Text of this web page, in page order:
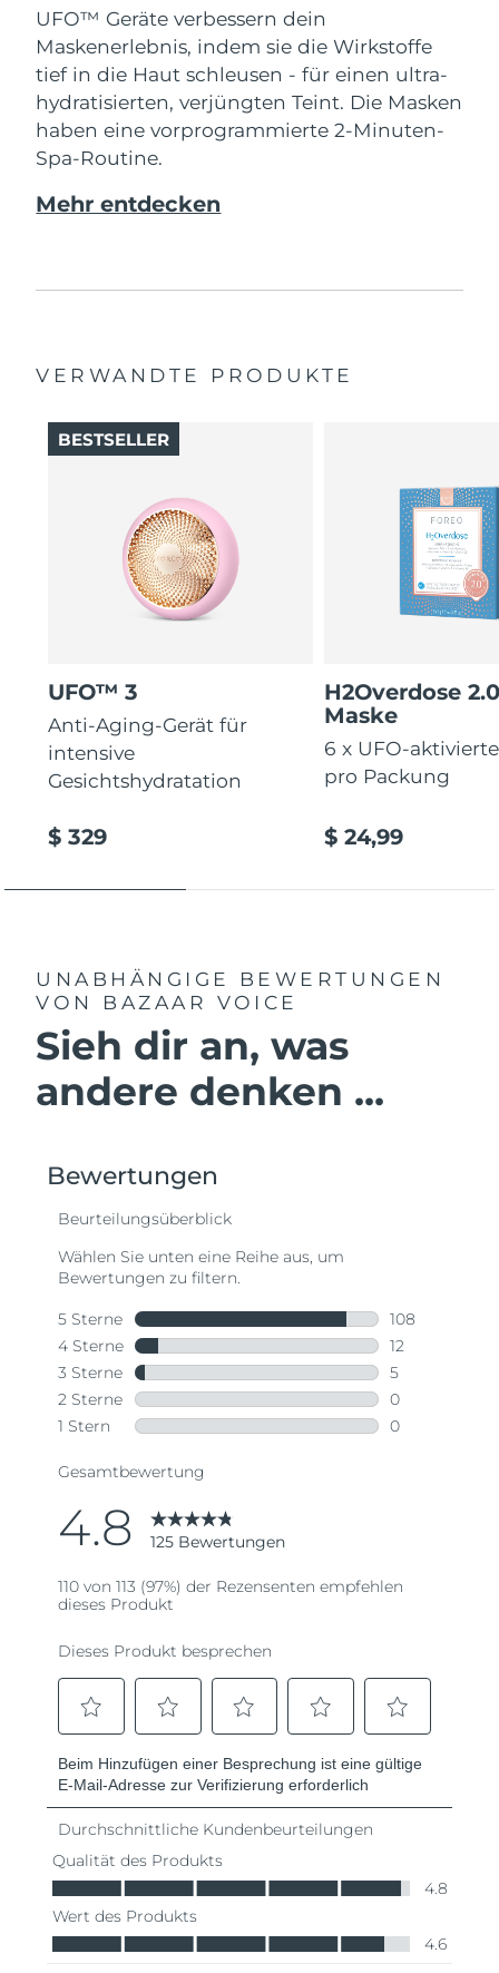
UFO™ Geräte verbessern dein
Maskenerlebnis, indem sie die Wirkstoffe
tief in die Haut schleusen - für einen ultra-
hydratisierten, verjüngten Teint. Die Masken
haben eine vorprogrammierte 2-Minuten-
Spa-Routine.
Mehr entdecken
VERWANDTE PRODUKTE
UFO™ 3
Anti-Aging-Gerät für
intensive
Gesichtshydratation
$ 329
BESTSELLER
H2Overdose
Maske
6 x UFO-
pro Packung
$ 24,99
UNABHÄNGIGE BEWERTUNGEN
VON BAZAAR VOICE
Sieh dir an, was
andere denken ...